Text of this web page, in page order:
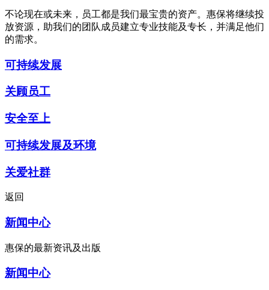
不论现在或未来，员工都是我们最宝贵的资产。惠保将继续投
放资源，助我们的团队成员建立专业技能及专长，并满足他们
的需求。
可持续发展
关顾员工
安全至上
可持续发展及环境
关爱社群
返回
新闻中心
惠保的最新资讯及出版
新闻中心